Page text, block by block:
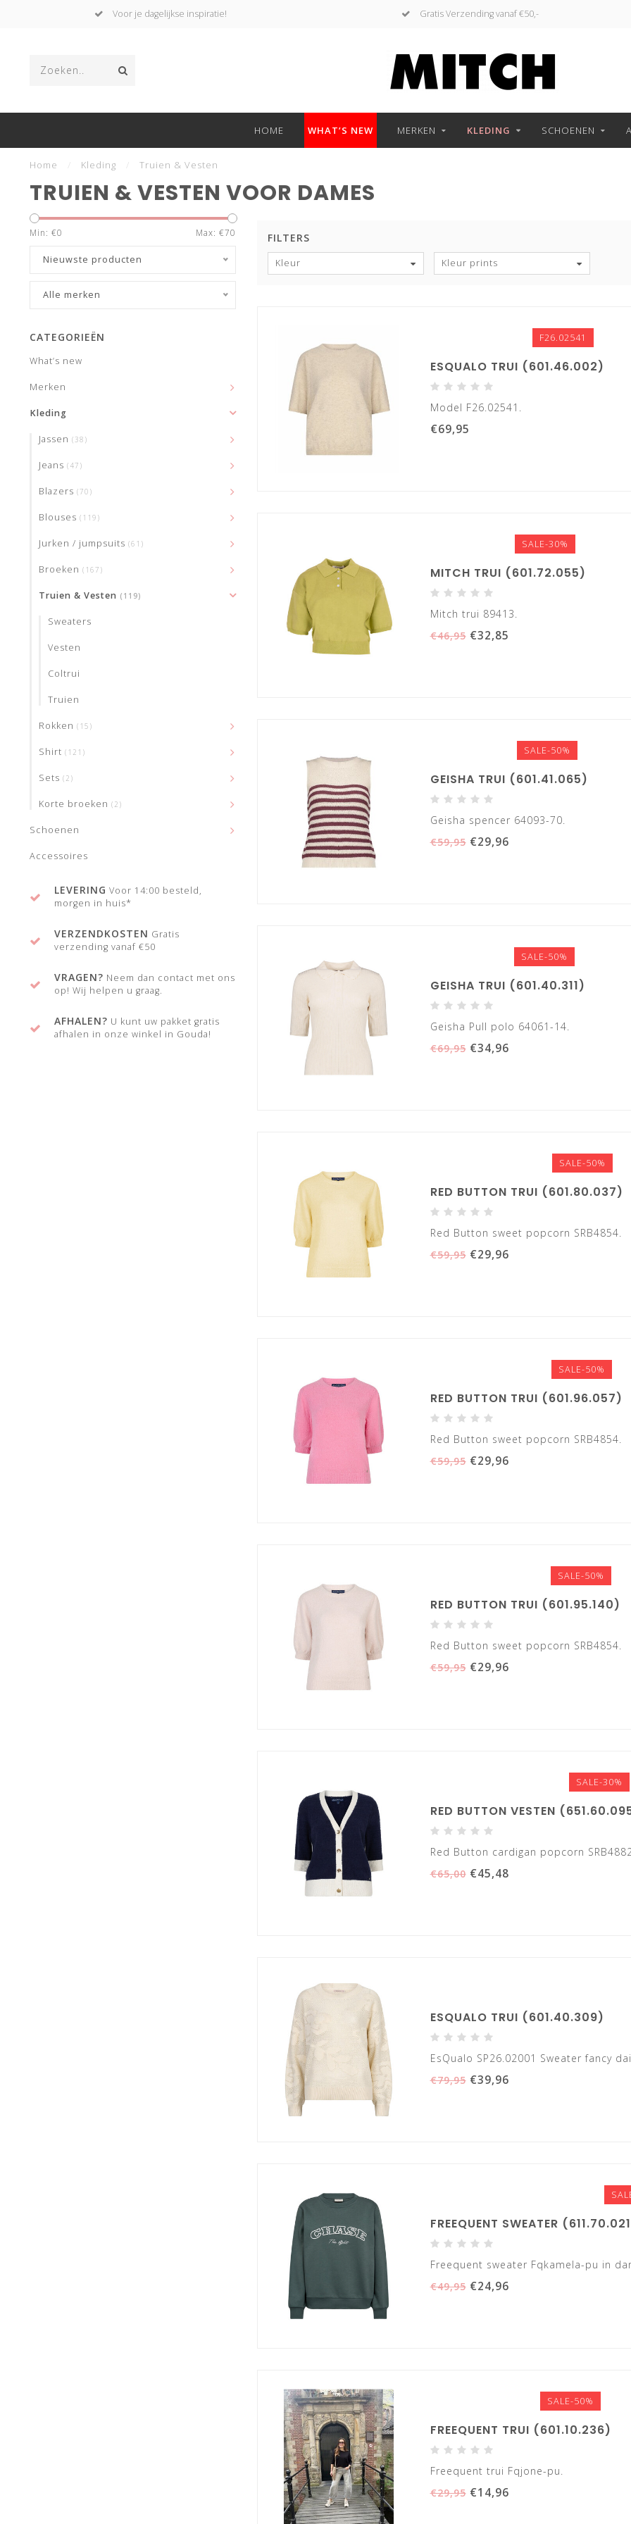
Voor je dagelijkse inspiratie! Gratis Verzending vanaf €50,-
HOME WHAT’S NEW MERKEN KLEDING SCHOENEN
Home Kleding Truien & Vesten
TRUIEN & VESTEN VOOR DAMES
Min: €0 Max: €70
Nieuwste producten
Alle merken
CATEGORIEËN
What’s new
Merken
Kleding
Jassen (38)
Jeans (47)
Blazers (70)
Blouses (119)
Jurken / jumpsuits (61)
Broeken (167)
Truien & Vesten (119)
Sweaters
Vesten
Coltrui
Truien
Rokken (15)
Shirt (121)
Sets (2)
Korte broeken (2)
Schoenen
Accessoires
LEVERING Voor 14:00 besteld,
morgen in huis*
VERZENDKOSTEN Gratis
verzending vanaf €50
VRAGEN? Neem dan contact met ons
op! Wij helpen u graag.
AFHALEN? U kunt uw pakket gratis
afhalen in onze winkel in Gouda!
FILTERS
Kleur Kleur prints
F26.02541
ESQUALO TRUI (601.46.002)
Model F26.02541.
€69,95
SALE-30%
MITCH TRUI (601.72.055)
Mitch trui 89413.
€46,95€32,85
SALE-50%
GEISHA TRUI (601.41.065)
Geisha spencer 64093-70.
€59,95€29,96
SALE-50%
GEISHA TRUI (601.40.311)
Geisha Pull polo 64061-14.
€69,95€34,96
SALE-50%
RED BUTTON TRUI (601.80.037)
Red Button sweet popcorn SRB4854.
€59,95€29,96
SALE-50%
RED BUTTON TRUI (601.96.057)
Red Button sweet popcorn SRB4854.
€59,95€29,96
SALE-50%
RED BUTTON TRUI (601.95.140)
Red Button sweet popcorn SRB4854.
€59,95€29,96
SALE-30%
RED BUTTON VESTEN
Red Button cardigan popcorn
€65,00€45,48
ESQUALO TRUI (601.40.309)
EsQualo SP26.02001 Sweater fancy
€79,95€39,96
FREEQUENT SWEATER
Freequent sweater Fqkamela-pu in
€49,95€24,96
SALE-50%
FREEQUENT TRUI (601.10.236)
Freequent trui Fqjone-pu.
€29,95€14,96